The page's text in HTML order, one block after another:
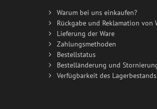
Warum bei uns einkaufen?
Rückgabe und Reklamation von
Lieferung der Ware
Zahlungsmethoden
Bestellstatus
Bestelländerung und
Verfügbarkeit des Lagerbestands